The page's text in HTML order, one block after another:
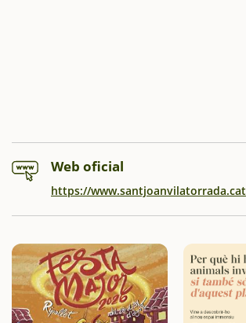
Web oficial
https://www.santjoanvilatorrada.cat